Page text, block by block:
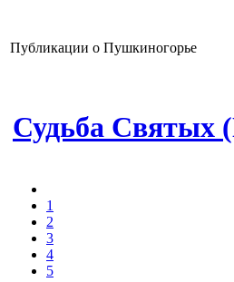
Публикации о Пушкиногорье
Судьба Святых
1
2
3
4
5